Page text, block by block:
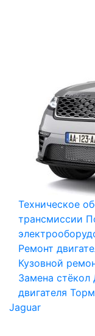
Техническое
трансмиссии
Ремонт
Кузовной
Замена стёкол
двигателя
Jaguar